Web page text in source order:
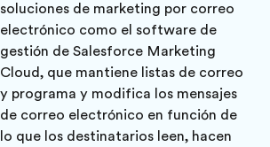
soluciones de marketing por correo
electrónico como el software de
gestión de Salesforce Marketing
Cloud, que mantiene listas de correo
y programa y modifica los mensajes
de correo electrónico en función de
lo que los destinatarios leen, hacen